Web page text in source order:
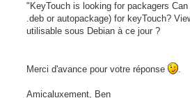
"KeyTouch is looking for packagers
.deb or autopackage) for keyTouch?
utilisable sous Debian à ce jour ?
Merci d'avance pour votre réponse .
Amicaluxement, Ben